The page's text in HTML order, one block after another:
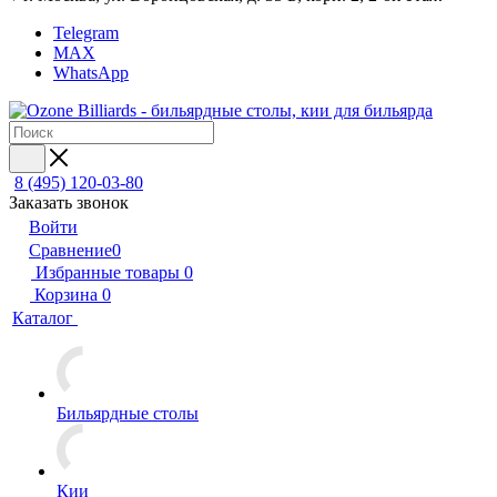
Telegram
MAX
WhatsApp
8 (495) 120-03-80
Заказать звонок
Войти
Сравнение0
Избранные товары 0
Корзина 0
Каталог
Бильярдные столы
Кии